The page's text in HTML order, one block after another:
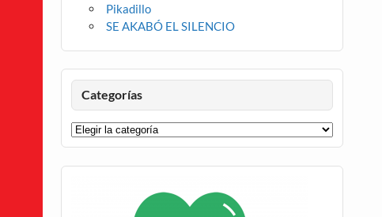
Pikadillo
SE AKABÓ EL SILENCIO
Categorías
Categorías